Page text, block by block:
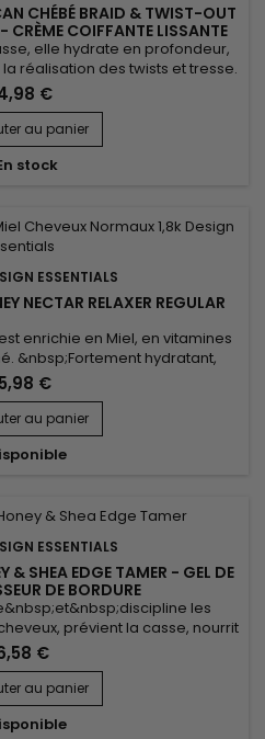
CHÉBÉ BRAID & TWIST-OUT
CRÈME COIFFANTE LISSANTE
elle hydrate en profondeur,
réalisation des twists et tresse.
Anti-Breakage Braid & Twist-
formulé avec le chébé, est
des cheveux en les
Combiné à l'extrait...
€
au panier
stock
ESSENTIALS
NECTAR RELAXER REGULAR
enrichie en Miel, en vitamines
&nbsp;Fortement hydratant,
Relaxer renforce et revitalise
doux, lisses et hydratés.Pour
&nbsp;Application facile !
€
au panier
ESSENTIALS
& SHEA EDGE TAMER - GEL DE
DE BORDURE
les
prévient la casse, nourrit
longue durée. Enrichi
de karité&nbsp;et&nbsp;huile
Honey & Shea Edge
en profondeur,
et&nbsp;renforce la...
€
au panier